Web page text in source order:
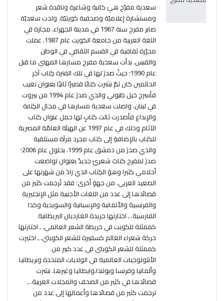
سعدية مفرّح هيَ كاتبة وشاعرة وناقدة شعر
ومستشارة إعلاميّة وصحفية كويتيّة. ولدت سعديّة
صابر مفرح سنة 1967 في مدينة الجهراء. مجازة في
اللغة العربية من جامعة الكويت عام 1987. عملت
محرّرة ثقافية في القسم الثقافي في الوطن
والقبس. بدأت سعدية مفرح مسارها المهني ما قبل
عام 1990؛ حيثُ صدرَ لها في تلك الفترة كِتاب آخر
الحالمين كان ثمّ نشرت كتابًا قصيرًا ثانيًا بعنوان تغيب
فأسرج خيل ظنوني والذي صدرَ عام 1994 من بيروت
في لبنان. واصلت سعدية مسارها في مجال الكِتابة
والإبداع فأصدرت ثالث كتابٍ لها حمل عنوان كتاب
الآثام وذلك في عام 1997 عن الهيئة العامّة المصرية
للكتاب بالإضافةِ إلى كتاب مجرد مرآة مستلقية
والذي صدرَ من دمشق عام 1999. بحلول عام 2006؛
صدرَ لمفرح كتابٌ شعريّ جديدٌ بعنوان تواضعت
أحلامي كثيرا وهوَ الكِتاب الذي زادَ من شهرتها على
الصعيد العربي. من جهةٍ أخرى؛ فقد تُرجمت كثير من
قصائدها إلى عدد من اللغات الأجنبية مثل الإنجليزية
والفرنسية والألمانية والإسبانية والسويدية وكذا
الفارسية. ـ اختارتها جريدة الغارديان البريطانية
كممثلة للكويت في خريطة الشعر العالمي. ـ اختارتها
حركة شعراء العالم كسفيرة للشعر الكويتي. ـ اختيرت
كممثلة للشعر الكويتي في عدد كبير من
الأنثولوجيات العالمية في الولايات المتحدة وبريطانيا
وألمانيا وفرنسا وبولندا،وايطاليا وغيرها. نشرت
قصائدها في كثير من الصحف والمجلات العربية. ـ
ترجمت كثير من قصائدها وأعمالها إلى عدد من